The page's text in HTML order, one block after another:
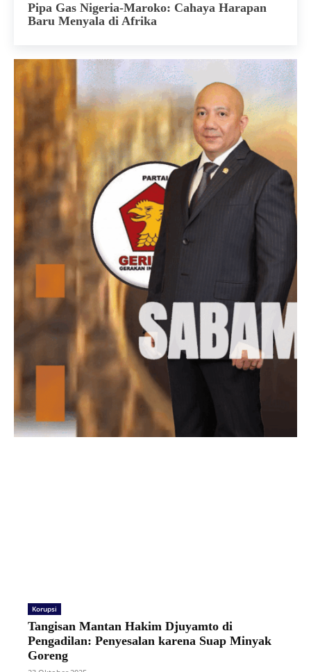
Pipa Gas Nigeria-Maroko: Cahaya Harapan
Baru Menyala di Afrika
Korupsi
Tangisan Mantan Hakim Djuyamto di
Pengadilan: Penyesalan karena Suap Minyak
Goreng